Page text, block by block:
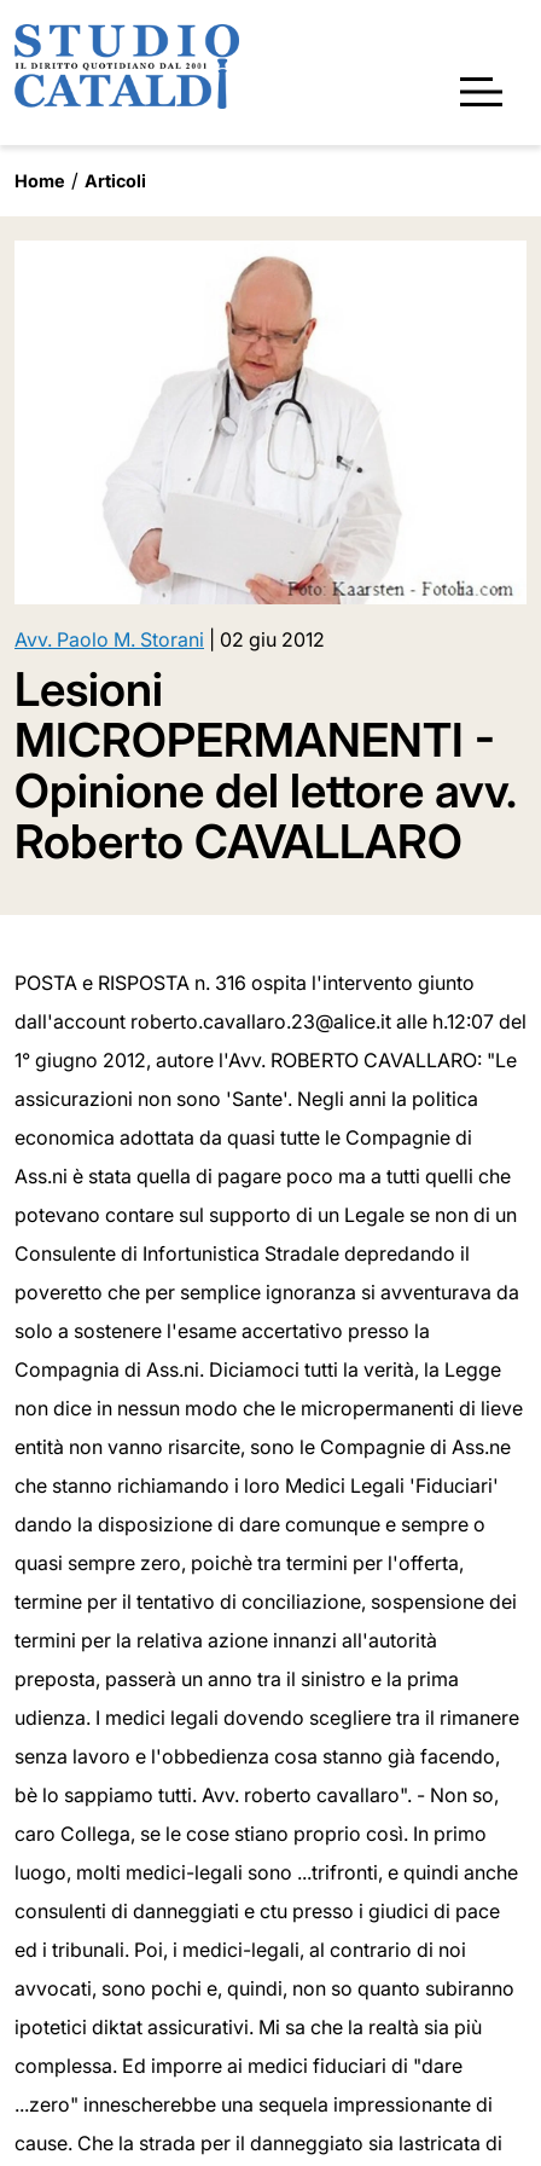
Home Articoli
Avv. Paolo M. Storani 02 giu 2012
Lesioni
MICROPERMANENTI -
Opinione del lettore avv.
Roberto CAVALLARO
POSTA e RISPOSTA n. 316 ospita l'intervento giunto
dall'account roberto.cavallaro.23@alice.it alle h.12:07 del
1° giugno 2012, autore l'Avv. ROBERTO CAVALLARO: "Le
assicurazioni non sono 'Sante'. Negli anni la politica
economica adottata da quasi tutte le Compagnie di
Ass.ni è stata quella di pagare poco ma a tutti quelli che
potevano contare sul supporto di un Legale se non di un
Consulente di Infortunistica Stradale depredando il
poveretto che per semplice ignoranza si avventurava da
solo a sostenere l'esame accertativo presso la
Compagnia di Ass.ni. Diciamoci tutti la verità, la Legge
non dice in nessun modo che le micropermanenti di lieve
entità non vanno risarcite, sono le Compagnie di Ass.ne
che stanno richiamando i loro Medici Legali 'Fiduciari'
dando la disposizione di dare comunque e sempre o
quasi sempre zero, poichè tra termini per l'offerta,
termine per il tentativo di conciliazione, sospensione dei
termini per la relativa azione innanzi all'autorità
preposta, passerà un anno tra il sinistro e la prima
udienza. I medici legali dovendo scegliere tra il rimanere
senza lavoro e l'obbedienza cosa stanno già facendo,
bè lo sappiamo tutti. Avv. roberto cavallaro". - Non so,
caro Collega, se le cose stiano proprio così. In primo
luogo, molti medici-legali sono ...trifronti, e quindi anche
consulenti di danneggiati e ctu presso i giudici di pace
ed i tribunali. Poi, i medici-legali, al contrario di noi
avvocati, sono pochi e, quindi, non so quanto subiranno
ipotetici diktat assicurativi. Mi sa che la realtà sia più
complessa. Ed imporre ai medici fiduciari di "dare
...zero" innescherebbe una sequela impressionante di
cause. Che la strada per il danneggiato sia lastricata di